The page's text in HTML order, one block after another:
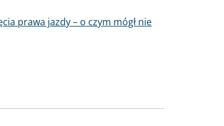
prawa jazdy – o czym mógł nie